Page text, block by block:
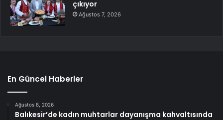
çıkıyor
Ağustos 7, 2026
En Güncel Haberler
Ağustos 8, 2026
Balıkesir’de kadın muhtarlar dayanışma kahvaltısında